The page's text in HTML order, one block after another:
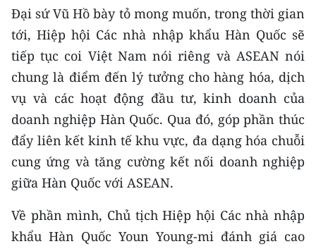
Infographic
TIN MỚI
TIN ĐỊA PHƯƠNG
Trung du và miền núi phía Bắc
Đồng bằng sông Hồng
Bắc Trung Bộ
Duyên hải Nam Trung Bộ và Tây
Nguyên
Đại sứ Vũ Hồ bày tỏ mong muốn, trong thời gian
tới, Hiệp hội Các nhà nhập khẩu Hàn Quốc sẽ
tiếp tục coi Việt Nam nói riêng và ASEAN nói
chung là điểm đến lý tưởng cho hàng hóa, dịch
vụ và các hoạt động đầu tư, kinh doanh của
doanh nghiệp Hàn Quốc. Qua đó, góp phần thúc
đẩy liên kết kinh tế khu vực, đa dạng hóa chuỗi
cung ứng và tăng cường kết nối doanh nghiệp
giữa Hàn Quốc với ASEAN.
Về phần mình, Chủ tịch Hiệp hội Các nhà nhập
khẩu Hàn Quốc Youn Young-mi đánh giá cao